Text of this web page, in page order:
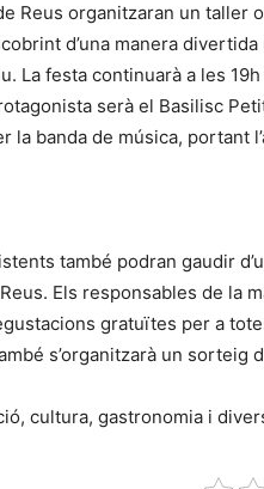
Reus organitzaran un taller
d’una manera
La festa continuarà a les
serà el Basilisc
la banda de música, portant
també podran gaudir
Els responsables de la
gratuïtes per a
s’organitzarà un sorteig
cultura, gastronomia i